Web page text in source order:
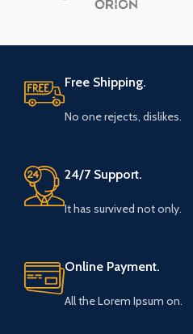
Free Shipping.
No one rejects, dislikes.
24/7 Support.
It has survived not only.
Online Payment.
All the Lorem Ipsum on.